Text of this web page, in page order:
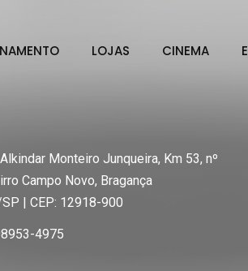
LOJAS CINEMA
Monteiro Junqueira, Km 53, nº
Campo Novo, Bragança
| CEP: 12918-900
4975